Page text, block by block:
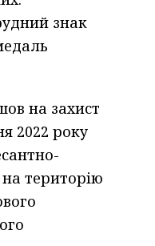
знак
на захист
2022 року
територію